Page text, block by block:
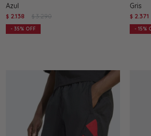
Azul
$ 2.138 $ 3.290
35
Gris
$ 2.371
15